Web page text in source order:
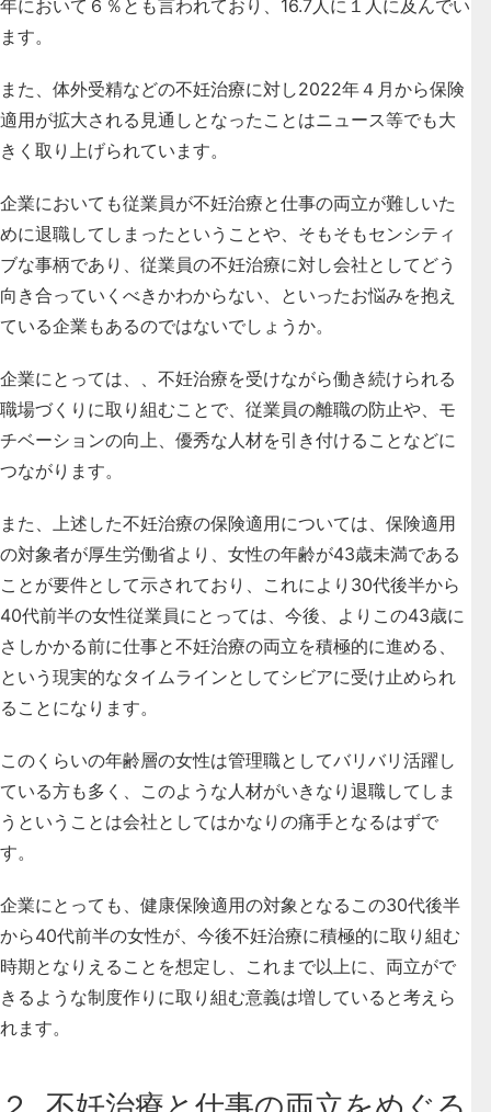
年において６％とも言われており、16.7人に１人に及んでい
ます。
また、体外受精などの不妊治療に対し2022年４月から保険
適用が拡大される見通しとなったことはニュース等でも大
きく取り上げられています。
企業においても従業員が不妊治療と仕事の両立が難しいた
めに退職してしまったということや、そもそもセンシティ
ブな事柄であり、従業員の不妊治療に対し会社としてどう
向き合っていくべきかわからない、といったお悩みを抱え
ている企業もあるのではないでしょうか。
企業にとっては、、 不妊治療を受けながら働き続けられる
職場づくりに取り組むことで、従業員の離職の防止や、モ
チベーションの向上、優秀な人材を引き付けることなどに
つながります。
また、上述した不妊治療の保険適用については、保険適用
の対象者が厚生労働省より、女性の年齢が43歳未満である
ことが要件として示されており、これにより30代後半から
40代前半の女性従業員にとっては、今後、よりこの43歳に
さしかかる前に仕事と不妊治療の両立を積極的に進める、
という現実的なタイムラインとしてシビアに受け止められ
ることになります。
このくらいの年齢層の女性は管理職としてバリバリ活躍し
ている方も多く、このような人材がいきなり退職してしま
うということは会社としてはかなりの痛手となるはずで
す。
企業にとっても、健康保険適用の対象となるこの30代後半
から40代前半の女性が、今後不妊治療に積極的に取り組む
時期となりえることを想定し、これまで以上に、両立がで
きるような制度作りに取り組む意義は増していると考えら
れます。